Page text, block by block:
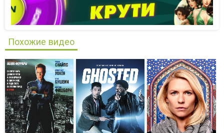
Похожие видео